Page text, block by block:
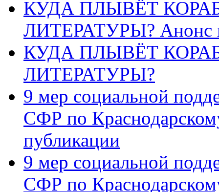
КУДА ПЛЫВЁТ
ЛИТЕРАТУРЫ? Анонс
КУДА ПЛЫВЁТ
ЛИТЕРАТУРЫ?
9 мер социальной
СФР по
публикации
9 мер социальной
СФР по